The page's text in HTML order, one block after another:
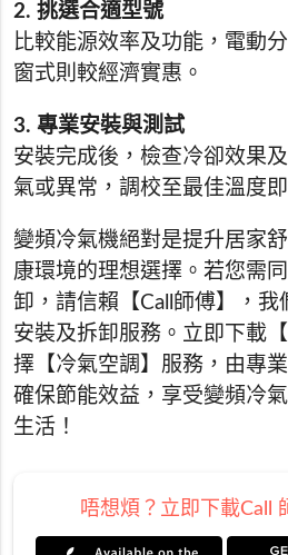
2. 挑選合適型號
比較能源效率及功能，電動
窗式則較經濟實惠。
3. 專業安裝與測試
安裝完成後，檢查冷卻效果
氣或異常，調校至最佳溫度
變頻冷氣機絕對是提升居家
康環境的理想選擇。若您需
卸，請信賴【Call師傅】，
安裝及拆卸服務。立即下載
擇【冷氣空調】服務，由專
確保節能效益，享受變頻冷
生活！
唔想煩？立即下載Call